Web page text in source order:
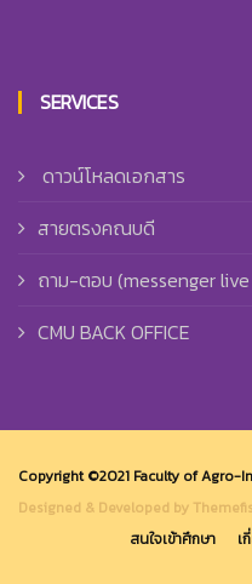
SERVICES
ดาวน์โหลดเอกสาร
สายตรงคณบดี
ถาม-ตอบ (messenger
CMU BACK OFFICE
Copyright ©2021 Faculty of Agro-
Designed & Developed by
สนใจเข้าศึกษา
เ